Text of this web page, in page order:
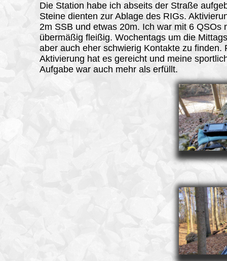
Die Station habe ich abseits der Straße
Steine dienten zur Ablage des RIGs.
2m SSB und etwas 20m. Ich war mit 6 QSOs
übermäßig fleißig. Wochentags um die
aber auch eher schwierig Kontakte zu finden.
Aktivierung hat es gereicht und meine
Aufgabe war auch mehr als erfüllt.